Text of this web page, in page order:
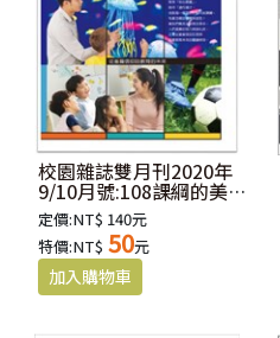
校園雜誌雙月刊2020年
9/10月號:108課綱的美麗
與哀愁--從基督信仰談教育
的未來
定價:NT$ 140元
特價:NT$ 50元